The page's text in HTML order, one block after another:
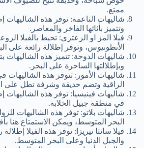
ممتع.
شاليهات الناعمة: توفر هذه الشاليهات
وتتميز بأثاثها الفاخر والمعاصر.
فيلا المز او الزعتري: تحيط بالفيلا
الأنطونيوس، وتوفر إطلالة رائعة على
شاليهات الدوحة: تتميز هذه الشاليهات
وبإطلالتها الساحرة على البحر.
شاليهات الأمور: تتوفر هذه الشاليهات
الراقية وتضم حديقة وشرفة تطل على
شاليهات فينيسيا: توفر هذه الشاليهات
في منطقة جبيل الخلابة.
شاليهات بلاتو: توفر هذه الشاليهات
البحر المتوسط، ويمكن الاستمتاع هنا
فيلا سانتا تيريزا: توفر هذه الفيلا
والجبل الدنيا وعلى البحر المتوسط.